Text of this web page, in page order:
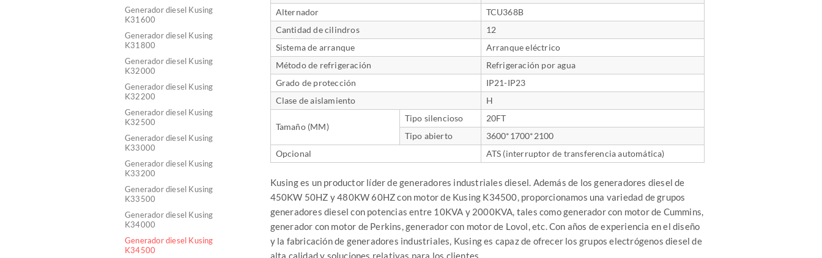
Alternador
TCU368B
Cantidad de cilindros
12
Sistema de arranque
Arranque eléctrico
Método de refrigeración
Refrigeración por agua
Grado de protección
IP21-IP23
Clase de aislamiento
H
Tamaño (MM)
Tipo silencioso
20FT
Tipo abierto
3600*1700*2100
Opcional
ATS (interruptor de transferencia automática)
Kusing es un productor líder de generadores industriales diesel. Además de los generadores diesel de
450KW 50HZ y 480KW 60HZ con motor de Kusing K34500, proporcionamos una variedad de grupos
generadores diesel con potencias entre 10KVA y 2000KVA, tales como generador con motor de Cummins,
generador con motor de Perkins, generador con motor de Lovol, etc. Con años de experiencia en el diseño
y la fabricación de generadores industriales, Kusing es capaz de ofrecer los grupos electrógenos diesel de
alta calidad y soluciones relativas para los clientes.
Generador diesel Kusing
K31600
Generador diesel Kusing
K31800
Generador diesel Kusing
K32000
Generador diesel Kusing
K32200
Generador diesel Kusing
K32500
Generador diesel Kusing
K33000
Generador diesel Kusing
K33200
Generador diesel Kusing
K33500
Generador diesel Kusing
K34000
Generador diesel Kusing
K34500